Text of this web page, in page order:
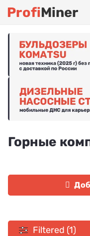
ProfiMiner
Горные
Filtered (1)